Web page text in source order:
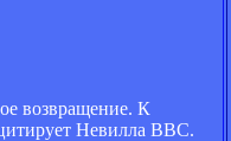
возвращение. К
Невилла BBC.